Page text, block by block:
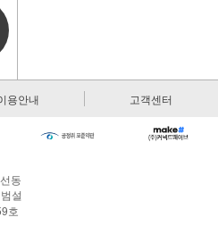
용안내 고객센터
동
설
호